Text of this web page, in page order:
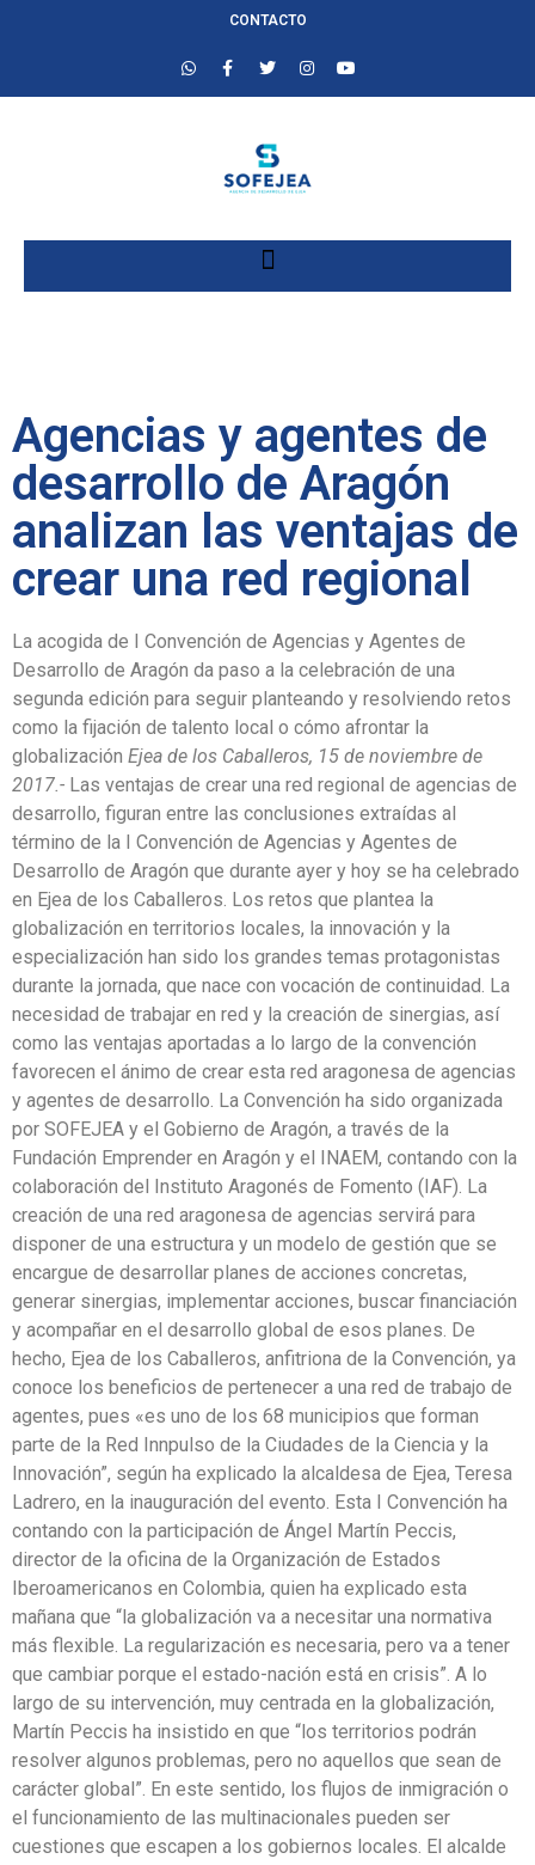
CONTACTO
Agencias y agentes de
desarrollo de Aragón
analizan las ventajas de
crear una red regional
La acogida de I Convención de Agencias y Agentes de
Desarrollo de Aragón da paso a la celebración de una
segunda edición para seguir planteando y resolviendo retos
como la fijación de talento local o cómo afrontar la
globalización Ejea de los Caballeros, 15 de noviembre de
2017.- Las ventajas de crear una red regional de agencias de
desarrollo, figuran entre las conclusiones extraídas al
término de la I Convención de Agencias y Agentes de
Desarrollo de Aragón que durante ayer y hoy se ha celebrado
en Ejea de los Caballeros. Los retos que plantea la
globalización en territorios locales, la innovación y la
especialización han sido los grandes temas protagonistas
durante la jornada, que nace con vocación de continuidad. La
necesidad de trabajar en red y la creación de sinergias, así
como las ventajas aportadas a lo largo de la convención
favorecen el ánimo de crear esta red aragonesa de agencias
y agentes de desarrollo. La Convención ha sido organizada
por SOFEJEA y el Gobierno de Aragón, a través de la
Fundación Emprender en Aragón y el INAEM, contando con la
colaboración del Instituto Aragonés de Fomento (IAF). La
creación de una red aragonesa de agencias servirá para
disponer de una estructura y un modelo de gestión que se
encargue de desarrollar planes de acciones concretas,
generar sinergias, implementar acciones, buscar financiación
y acompañar en el desarrollo global de esos planes. De
hecho, Ejea de los Caballeros, anfitriona de la Convención, ya
conoce los beneficios de pertenecer a una red de trabajo de
agentes, pues «es uno de los 68 municipios que forman
parte de la Red Innpulso de la Ciudades de la Ciencia y la
Innovación”, según ha explicado la alcaldesa de Ejea, Teresa
Ladrero, en la inauguración del evento. Esta I Convención ha
contando con la participación de Ángel Martín Peccis,
director de la oficina de la Organización de Estados
Iberoamericanos en Colombia, quien ha explicado esta
mañana que “la globalización va a necesitar una normativa
más flexible. La regularización es necesaria, pero va a tener
que cambiar porque el estado-nación está en crisis”. A lo
largo de su intervención, muy centrada en la globalización,
Martín Peccis ha insistido en que “los territorios podrán
resolver algunos problemas, pero no aquellos que sean de
carácter global”. En este sentido, los flujos de inmigración o
el funcionamiento de las multinacionales pueden ser
cuestiones que escapen a los gobiernos locales. El alcalde